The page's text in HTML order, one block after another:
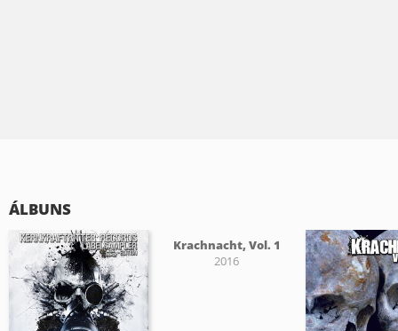
ÁLBUNS
Krachnacht, Vol. 1
2016